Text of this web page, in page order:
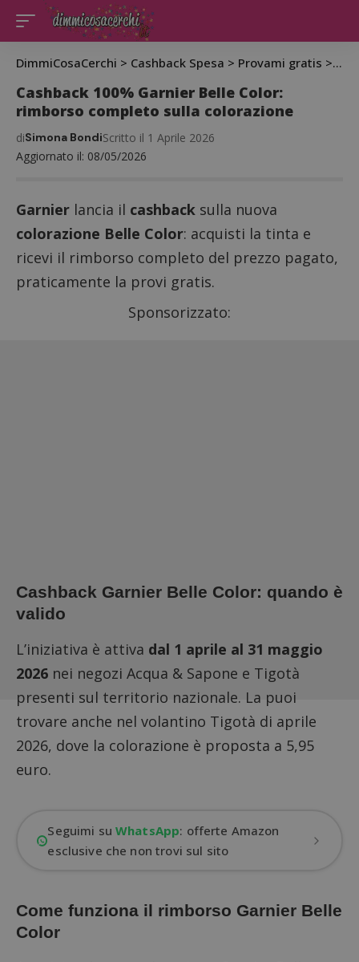
DimmiCosaCerchi > Cashback Spesa > Provami gratis >
Cashback 100% Garnier Belle Color:
rimborso completo sulla colorazione
Aggiornato il: 08/05/2026
diSimona BondiScritto il 1 Aprile 2026
Garnier lancia il cashback sulla nuova
colorazione Belle Color: acquisti la tinta e
ricevi il rimborso completo del prezzo pagato,
praticamente la provi gratis.
Sponsorizzato:
Cashback Garnier Belle Color: quando è
valido
L’iniziativa è attiva dal 1 aprile al 31 maggio
2026 nei negozi Acqua & Sapone e Tigotà
presenti sul territorio nazionale. La puoi
trovare anche nel volantino Tigotà di aprile
2026, dove la colorazione è proposta a 5,95
euro.
Seguimi suWhatsApp: offerte Amazon
esclusive che non trovi sul sito
Come funziona il rimborso Garnier Belle
Color